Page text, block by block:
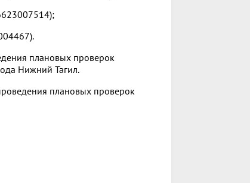
плановых проверок
Нижний Тагил.
плановых проверок